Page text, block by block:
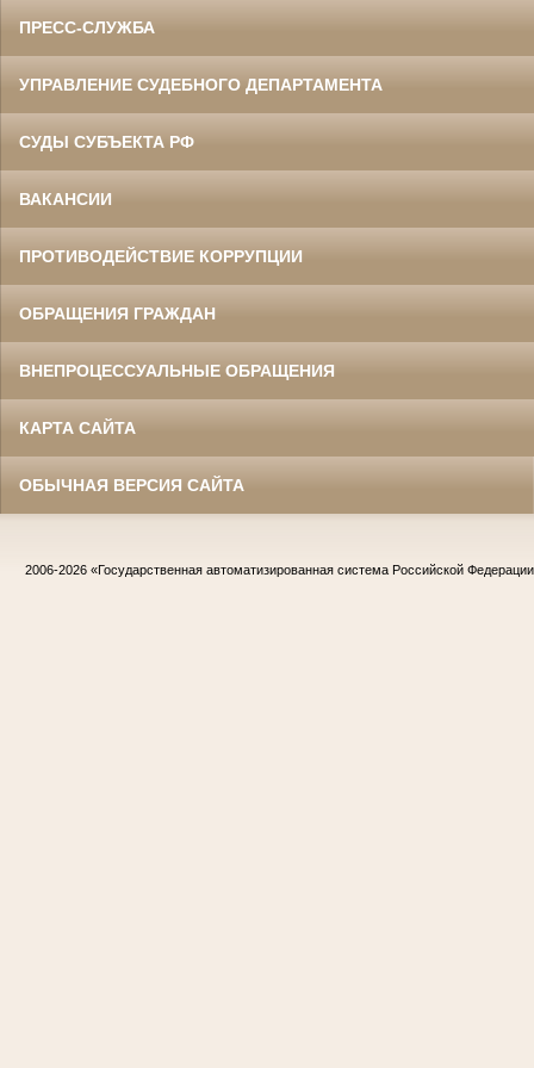
ПРЕСС-СЛУЖБА
УПРАВЛЕНИЕ СУДЕБНОГО ДЕПАРТАМЕНТА
СУДЫ СУБЪЕКТА РФ
ВАКАНСИИ
ПРОТИВОДЕЙСТВИЕ КОРРУПЦИИ
ОБРАЩЕНИЯ ГРАЖДАН
ВНЕПРОЦЕССУАЛЬНЫЕ ОБРАЩЕНИЯ
КАРТА САЙТА
ОБЫЧНАЯ ВЕРСИЯ САЙТА
2006-2026 «Государственная автоматизированная система Российской